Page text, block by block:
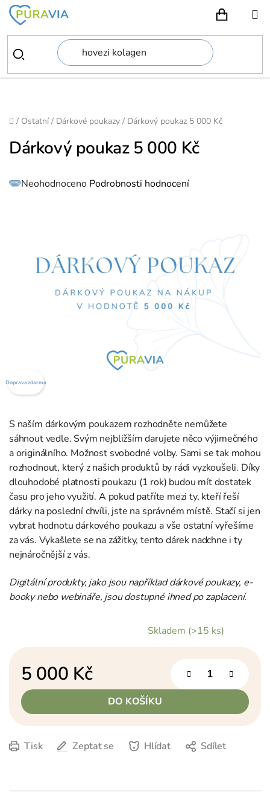
Přejít
obsah
Domů
/ Ostatní / Dárkové poukazy / Dárkový poukaz 5 000 Kč
S naším dárkovým poukazem rozhodněte nemůžete
sáhnout vedle. Svým nejbližším darujete něco výjimečného
a originálního. Možnost svobodné volby. Sami se tak mohou
rozhodnout, který z našich produktů by rádi vyzkoušeli. Díky
dlouhodobé platnosti poukazu (1 rok) budou mít dostatek
času pro jeho využití. A pokud patříte mezi ty, kteří řeší
dárky na poslední chvíli, jste na správném místě. Stačí si jen
vybrat hodnotu dárkového poukazu a vše ostatní vyřešíme
za vás. Vykašlete se na zážitky, tento dárek nadchne i ty
nejnáročnější z vás.
Digitální produkty, jako jsou například dárkové poukazy, e-
booky nebo webináře, jsou dostupné ihned po zaplacení.
Skladem (>15 ks)
5 000 Kč
Měrná cena: DO KOŠÍKU
Tisk Zeptat se Hlídat Sdílet
Dárkový poukaz 5 000 Kč
Průměrné
hodnocení
Neohodnoceno Podrobnosti hodnocení
Doprava zdarma